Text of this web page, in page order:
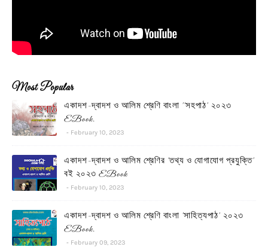
Most Popular
একাদশ-দ্বাদশ ও আলিম শ্রেণি বাংলা ''সহপাঠ' ২০২৩
EBook.
February 10, 2023
একাদশ-দ্বাদশ ও আলিম শ্রেণির 'তথ্য ও যোগাযোগ প্রযুক্তি'
বই ২০২৩ EBook
February 10, 2023
একাদশ-দ্বাদশ ও আলিম শ্রেণি বাংলা 'সাহিত্যপাঠ' ২০২৩
EBook.
February 09, 2023